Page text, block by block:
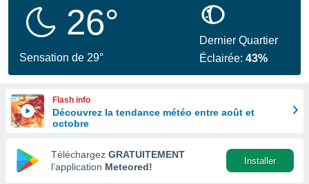
en
26°
Sensation de 29°
Dernier Quartier
Éclairée:43%
Flash info
Découvrez la tendance météo entre août et
octobre
Téléchargez GRATUITEMENT
l’application Meteored!
Installer